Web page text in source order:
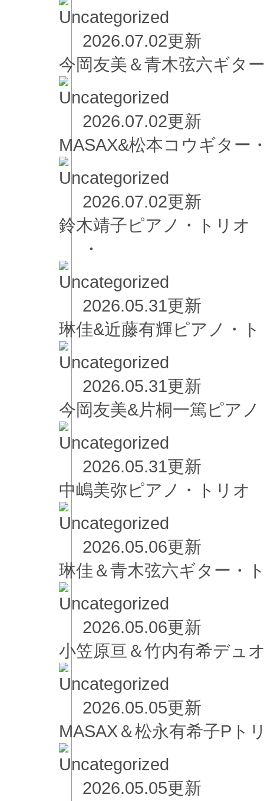
2026.07.02更新
今岡友美＆青木弦六ギ
2026.07.02更新
MASAX&松本コウギター
2026.07.02更新
鈴木靖子ピアノ・トリオ
・
2026.05.31更新
琳佳&近藤有輝ピアノ・
2026.05.31更新
今岡友美&片桐一篤ピア
2026.05.31更新
中嶋美弥ピアノ・
2026.05.06更新
琳佳＆青木弦六ギター・
2026.05.06更新
小笠原亘＆竹内有希デュ
2026.05.05更新
MASAX＆松永有希子Pト
2026.05.05更新